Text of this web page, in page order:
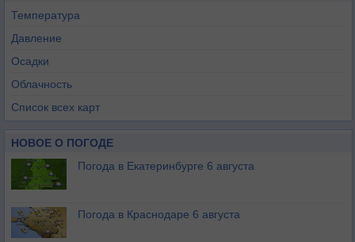
Температура
Давление
Осадки
Облачность
Список всех карт
НОВОЕ О ПОГОДЕ
Погода в Екатеринбурге 6 августа
Погода в Краснодаре 6 августа